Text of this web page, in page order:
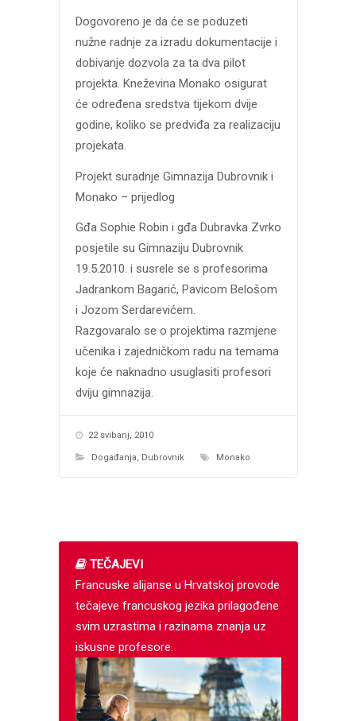
Dogovoreno je da će se poduzeti
nužne radnje za izradu dokumentacije i
dobivanje dozvola za ta dva pilot
projekta. Kneževina Monako osigurat
će određena sredstva tijekom dvije
godine, koliko se predviđa za realizaciju
projekata.
Projekt suradnje Gimnazija Dubrovnik i
Monako – prijedlog
Gđa Sophie Robin i gđa Dubravka Zvrko
posjetile su Gimnaziju Dubrovnik
19.5.2010. i susrele se s profesorima
Jadrankom Bagarić, Pavicom Belošom
i Jozom Serdarevićem.
Razgovaralo se o projektima razmjene
učenika i zajedničkom radu na temama
koje će naknadno usuglasiti profesori
dviju gimnazija.
22 svibanj, 2010
Događanja, Dubrovnik Monako
TEČAJEVI
Francuske alijanse u Hrvatskoj provode
tečajeve francuskog jezika prilagođene
svim uzrastima i razinama znanja uz
iskusne profesore.